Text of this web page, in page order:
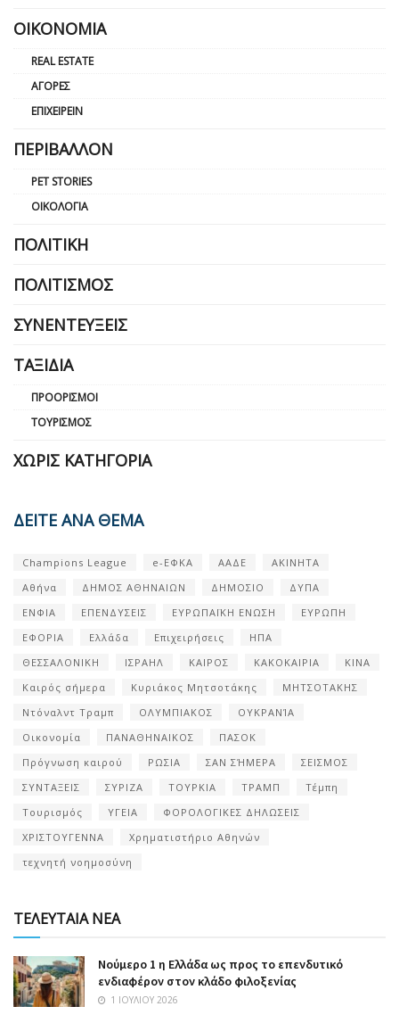
ΟΙΚΟΝΟΜΊΑ
REAL ESTATE
ΑΓΟΡΈΣ
ΕΠΙΧΕΙΡΕΊΝ
ΠΕΡΙΒΆΛΛΟΝ
PET STORIES
ΟΙΚΟΛΟΓΊΑ
ΠΟΛΙΤΙΚΉ
ΠΟΛΙΤΙΣΜΌΣ
ΣΥΝΕΝΤΕΎΞΕΙΣ
ΤΑΞΊΔΙΑ
ΠΡΟΟΡΙΣΜΟΊ
ΤΟΥΡΙΣΜΌΣ
ΧΩΡΊΣ ΚΑΤΗΓΟΡΊΑ
ΔΕΙΤΕ ΑΝΑ ΘΕΜΑ
Champions League e-ΕΦΚΑ ΑΑΔΕ
ΑΚΙΝΗΤΑ
Αθήνα
ΔΗΜΟΣ ΑΘΗΝΑΙΩΝ ΔΗΜΟΣΙΟ
ΔΥΠΑ
ΕΝΦΙΑ
ΕΠΕΝΔΥΣΕΙΣ ΕΥΡΩΠΑΪΚΗ ΕΝΩΣΗ
ΕΥΡΩΠΗ
ΕΦΟΡΙΑ
Ελλάδα Επιχειρήσεις
ΗΠΑ
ΘΕΣΣΑΛΟΝΙΚΗ
ΙΣΡΑΗΛ ΚΑΙΡΟΣ ΚΑΚΟΚΑΙΡΙΑ
ΚΙΝΑ
Καιρός σήμερα
Κυριάκος Μητσοτάκης
ΜΗΤΣΟΤΑΚΗΣ
Ντόναλντ Τραμπ
ΟΛΥΜΠΙΑΚΟΣ
ΟΥΚΡΑΝΊΑ
Οικονομία
ΠΑΝΑΘΗΝΑΙΚΟΣ
ΠΑΣΟΚ
Πρόγνωση καιρού
ΡΩΣΙΑ ΣΑΝ ΣΉΜΕΡΑ
ΣΕΙΣΜΟΣ
ΣΥΝΤΑΞΕΙΣ
ΣΥΡΙΖΑ ΤΟΥΡΚΙΑ ΤΡΑΜΠ
Τέμπη
Τουρισμός
ΥΓΕΙΑ
ΦΟΡΟΛΟΓΙΚΕΣ ΔΗΛΩΣΕΙΣ
ΧΡΙΣΤΟΥΓΕΝΝΑ
Χρηματιστήριο Αθηνών
τεχνητή νοημοσύνη
ΤΕΛΕΥΤΑΙΑ ΝΕΑ
Nούμερο 1 η Ελλάδα ως προς το επενδυτικό
ενδιαφέρον στον κλάδο φιλοξενίας
1 ΙΟΥΛΊΟΥ 2026